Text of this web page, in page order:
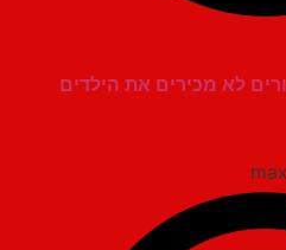
מכירים את הילדים